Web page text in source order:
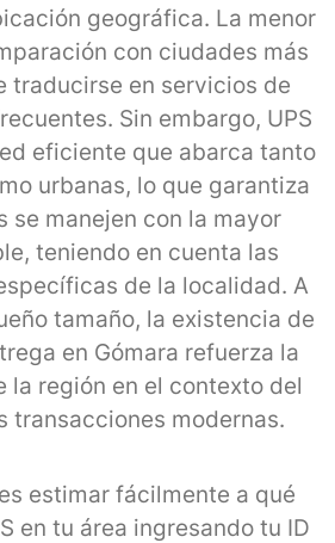
geográfica. La menor
con ciudades más
traducirse en servicios de
Sin embargo, UPS
eficiente que abarca tanto
urbanas, lo que garantiza
se manejen con la mayor
teniendo en cuenta las
de la localidad. A
tamaño, la existencia de
en Gómara refuerza la
la región en el contexto del
transacciones modernas.
estimar fácilmente a qué
en tu área ingresando tu ID